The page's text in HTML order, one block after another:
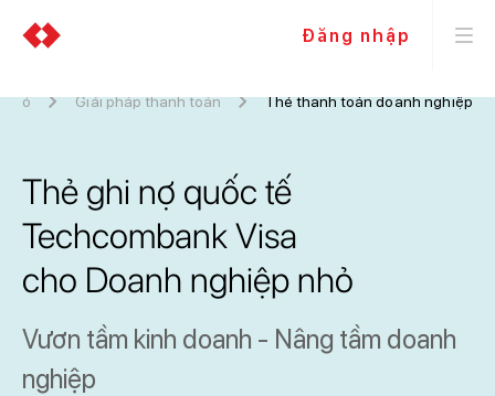
Đăng nhập
nhỏ Giải pháp thanh toán Thẻ thanh toán doanh nghiệp
Thẻ ghi nợ quốc tế
Techcombank Visa
cho Doanh nghiệp nhỏ
Vươn tầm kinh doanh - Nâng tầm doanh
nghiệp